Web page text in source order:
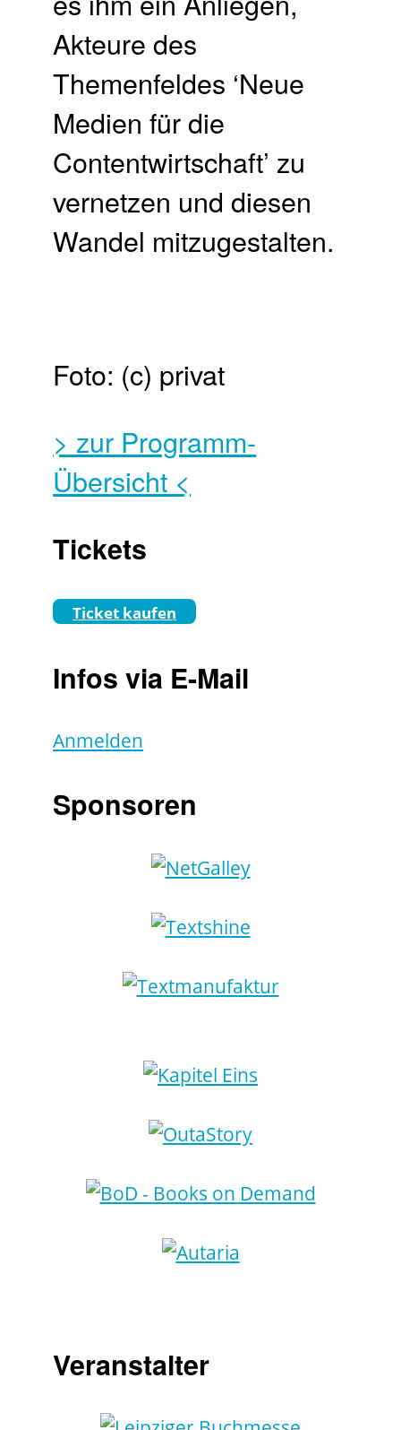
Akteure des
Themenfeldes ‘Neue
Medien für die
Contentwirtschaft’ zu
vernetzen und diesen
Wandel mitzugestalten.
Foto: (c) privat
> zur Programm-
Übersicht <
Tickets
Ticket kaufen
Infos via E-Mail
Anmelden
Sponsoren
Veranstalter